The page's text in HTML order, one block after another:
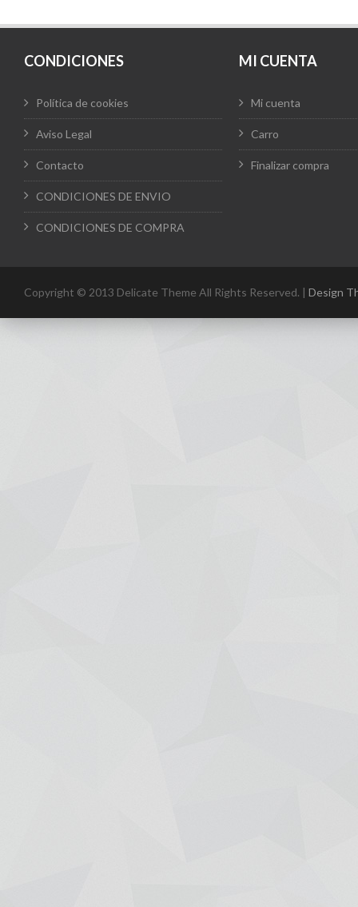
CONDICIONES
Política de cookies
Aviso Legal
Contacto
CONDICIONES DE ENVIO
CONDICIONES DE COMPRA
MI CUENTA
Mi cuenta
Carro
Finalizar compra
Copyright © 2013 Delicate Theme All Rights Reserved. | Design